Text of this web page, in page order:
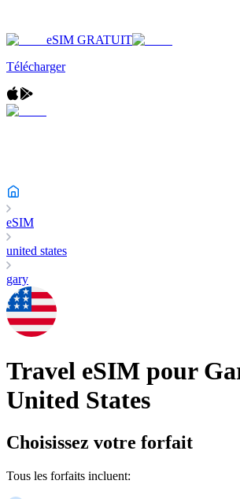
eSIM GRATUIT
Télécharger
eSIM
united states
gary
Travel eSIM pour
United States
Choisissez votre forfait
Tous les forfaits incluent: